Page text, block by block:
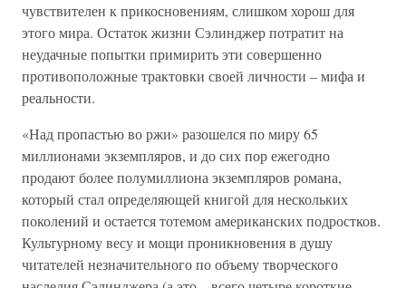
чувствителен к прикосновениям, слишком хорош для
этого мира. Остаток жизни Сэлинджер потратит на
неудачные попытки примирить эти совершенно
противоположные трактовки своей личности – мифа и
реальности.
«Над пропастью во ржи» разошелся по миру 65
миллионами экземпляров, и до сих пор ежегодно
продают более полумиллиона экземпляров романа,
который стал определяющей книгой для нескольких
поколений и остается тотемом американских подростков.
Культурному весу и мощи проникновения в душу
читателей незначительного по объему творческого